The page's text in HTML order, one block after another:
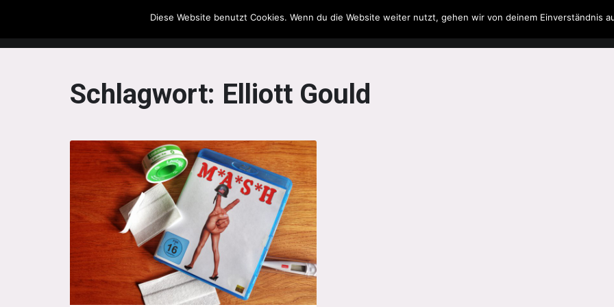
The Howling Men Filme & Serien Musik Spielzeug Literatur
Schlagwort: Elliott Gould
Diese Website benutzt Cookies. Wenn du die Website weiter nutzt, gehen wir von deinem Einverständnis